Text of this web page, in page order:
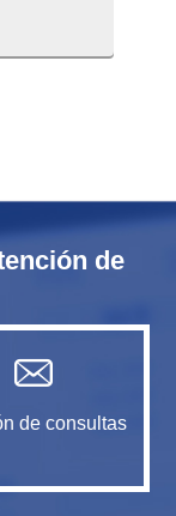
de
de consultas